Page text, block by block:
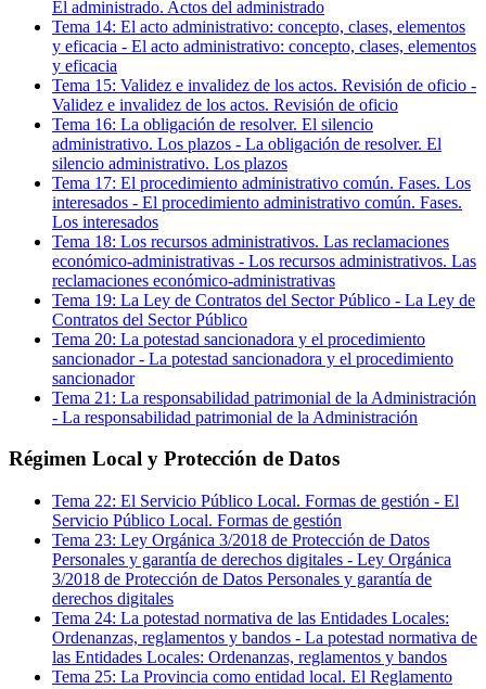
El administrado. Actos del administrado
Tema 14: El acto administrativo: concepto, clases, elementos
y eficacia - El acto administrativo: concepto, clases, elementos
y eficacia
Tema 15: Validez e invalidez de los actos. Revisión de oficio -
Validez e invalidez de los actos. Revisión de oficio
Tema 16: La obligación de resolver. El silencio
administrativo. Los plazos - La obligación de resolver. El
silencio administrativo. Los plazos
Tema 17: El procedimiento administrativo común. Fases. Los
interesados - El procedimiento administrativo común. Fases.
Los interesados
Tema 18: Los recursos administrativos. Las reclamaciones
económico-administrativas - Los recursos administrativos. Las
reclamaciones económico-administrativas
Tema 19: La Ley de Contratos del Sector Público - La Ley de
Contratos del Sector Público
Tema 20: La potestad sancionadora y el procedimiento
sancionador- La potestad sancionadora y el procedimiento
sancionador
Tema 21 : La responsabilidad patrimonial de la Administración
- La responsabilidad patrimonial de la Administración
Régimen Local y Protección de Datos
Tema 22: El Servicio Público Local. Formas de gestión - El
Servicio Público Local. Formas de gestión
Tema 23: Ley Orgánica 3/2018 de Protección de Datos
Personales y garantía de derechos digitales - Ley Orgánica
3/2018 de Protección de Datos Personales y garantía de
derechos digitales
Tema 24: La potestad normativa de las Entidades Locales:
Ordenanzas, reglamentos y bandos - La potestad normativa de
las Entidades Locales: Ordenanzas, reglamentos y bandos
Tema 25: La Provincia como entidad local. El Reglamento